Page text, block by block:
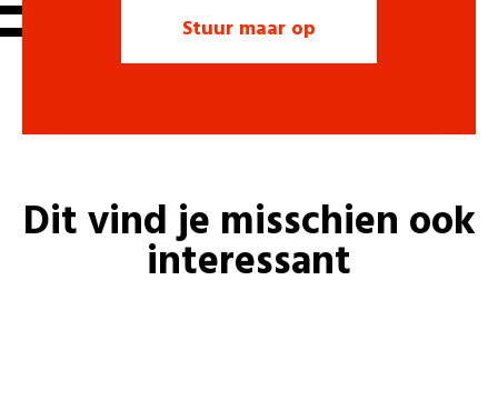
Dit vind je misschien ook
interessant